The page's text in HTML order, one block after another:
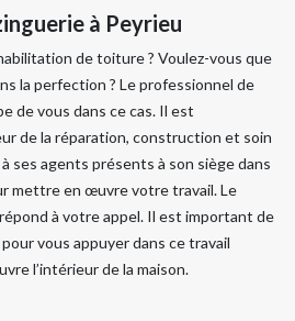
à Peyrieu
de toiture ? Voulez-vous que
la perfection ? Le professionnel de
de vous dans ce cas. Il est
de la réparation, construction et soin
ses agents présents à son siège dans
mettre en œuvre votre travail. Le
à votre appel. Il est important de
vous appuyer dans ce travail
l’intérieur de la maison.